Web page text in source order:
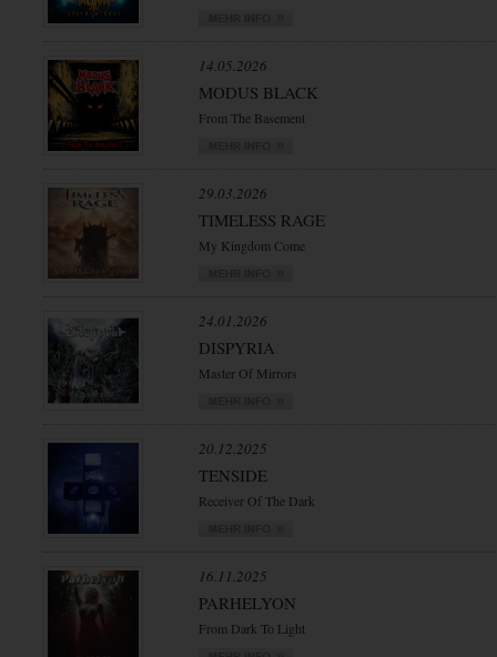
14.05.2026
MODUS BLACK
From The Basement
29.03.2026
TIMELESS RAGE
My Kingdom Come
24.01.2026
DISPYRIA
Master Of Mirrors
20.12.2025
TENSIDE
Receiver Of The Dark
16.11.2025
PARHELYON
From Dark To Light